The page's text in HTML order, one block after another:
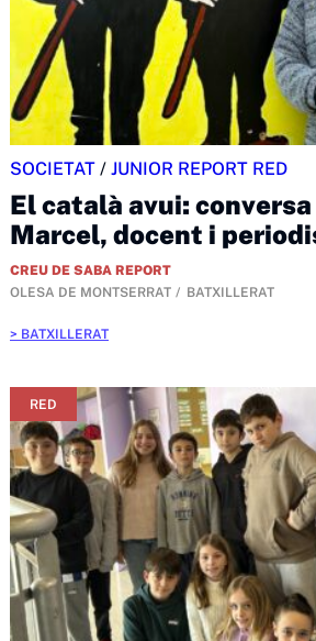
SOCIETAT / JUNIOR REPORT RED
El català avui: conversa
Marcel, docent i
CREU DE SABA REPORT
OLESA DE MONTSERRAT
BATXILLERAT
BATXILLERAT
RED